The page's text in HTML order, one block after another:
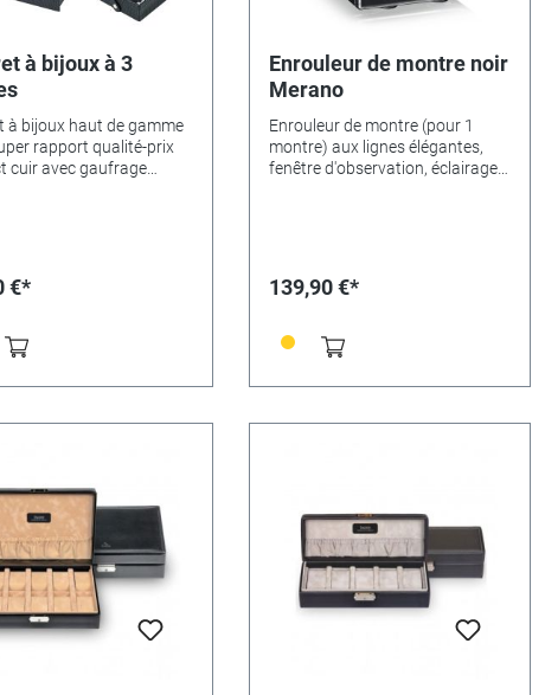
à bijoux à 3
à bijoux haut de gamme
rapport qualité-prix
cuir avec gaufrage
€*
Enrouleur de montre noir
Merano
Enrouleur de montre (pour 1
montre) aux lignes élégantes,
fenêtre d'observation, éclairage
automatiques.Rotations à
alternance.Pour le
fonctionnement sur secteur
192mm.variations:Noir
139,90 €*